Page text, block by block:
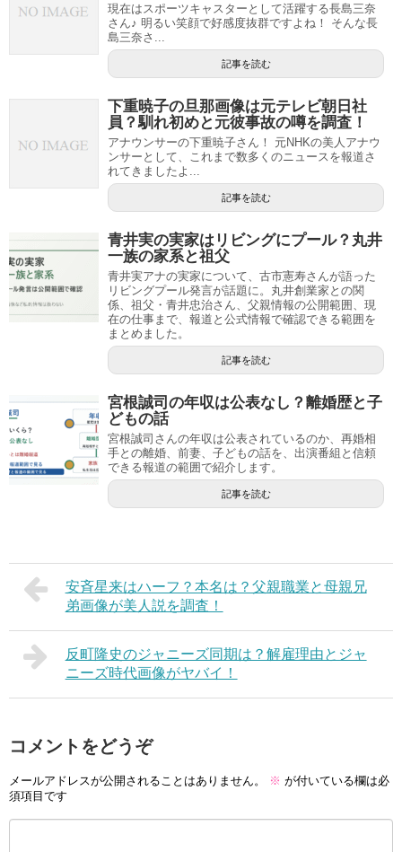
現在はスポーツキャスターとして活躍する長島三奈
さん♪ 明るい笑顔で好感度抜群ですよね！ そんな長
島三奈さ...
記事を読む
下重暁子の旦那画像は元テレビ朝日社
員？馴れ初めと元彼事故の噂を調査！
アナウンサーの下重暁子さん！ 元NHKの美人アナウ
ンサーとして、これまで数多くのニュースを報道さ
れてきましたよ...
記事を読む
青井実の実家はリビングにプール？丸井
一族の家系と祖父
青井実アナの実家について、古市憲寿さんが語った
リビングプール発言が話題に。丸井創業家との関
係、祖父・青井忠治さん、父親情報の公開範囲、現
在の仕事まで、報道と公式情報で確認できる範囲を
まとめました。
記事を読む
宮根誠司の年収は公表なし？離婚歴と子
どもの話
宮根誠司さんの年収は公表されているのか、再婚相
手との離婚、前妻、子どもの話を、出演番組と信頼
できる報道の範囲で紹介します。
記事を読む
安斉星来はハーフ？本名は？父親職業と母親兄
弟画像が美人説を調査！
反町隆史のジャニーズ同期は？解雇理由とジャ
ニーズ時代画像がヤバイ！
コメントをどうぞ
メールアドレスが公開されることはありません。 ※ が付いている欄は必
須項目です